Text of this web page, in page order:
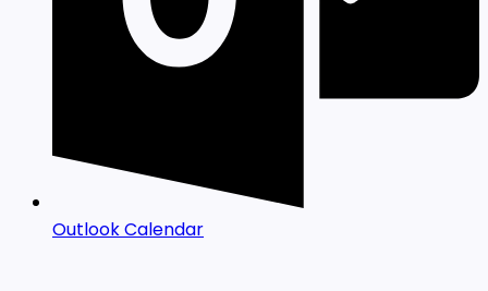
Outlook Calendar